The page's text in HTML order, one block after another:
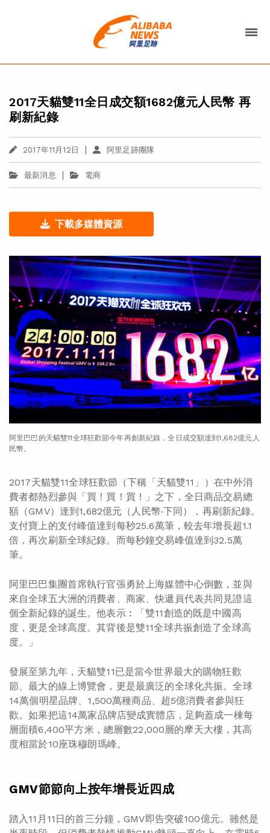
2017天貓雙11全日成交額1682億元人民幣 再
刷新紀錄
2017年11月12日 | 阿里足跡團隊
最新消息 | 電商
下載多媒體資源
阿里巴巴的天貓雙11全球狂歡節今年再創新紀錄，全日成交額達到1,682億元人
民幣。
2017天貓雙11全球狂歡節（下稱「天貓雙11」）在中外消
費者都熱烈參與「買！買！買！」之下，全日商品交易總
額（GMV）達到1,682億元（人民幣‧下同），再刷新紀錄。
支付寶上的支付峰值達到每秒25.6萬筆，較去年增長超1.1
倍，再次刷新全球紀錄。而每秒鐘交易峰值達到32.5萬
筆。
阿里巴巴集團首席執行官張勇於上海媒體中心倒數，並與
來自全球五大洲的消費者、商家、快遞員代表共同見證這
個全新紀錄的誕生。他表示︰「雙11創造的既是中國高
度，更是全球高度。其背後是雙11全球共振創造了全球高
度。」
發展至第九年，天貓雙11已是當今世界最大的購物狂歡
節、最大的線上博覽會，更是最廣泛的全球化共振。全球
14萬個明星品牌、1,500萬種商品、超5億消費者參與狂
歡。如果把這14萬家品牌店變成實體店，足夠蓋成一棟每
層面積6,400平方米，總層數22,000層的摩天大樓，其高
度相當於10座珠穆朗瑪峰。
GMV節節向上按年增長近四成
踏入11月11日的首三分鐘，GMV即告突破100億元。雖然是